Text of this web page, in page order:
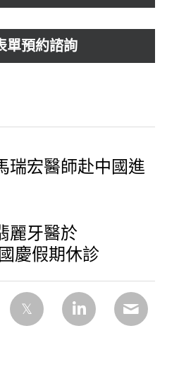
單預約諮詢
瑞宏醫師赴中國進
麗牙醫於
慶假期休診